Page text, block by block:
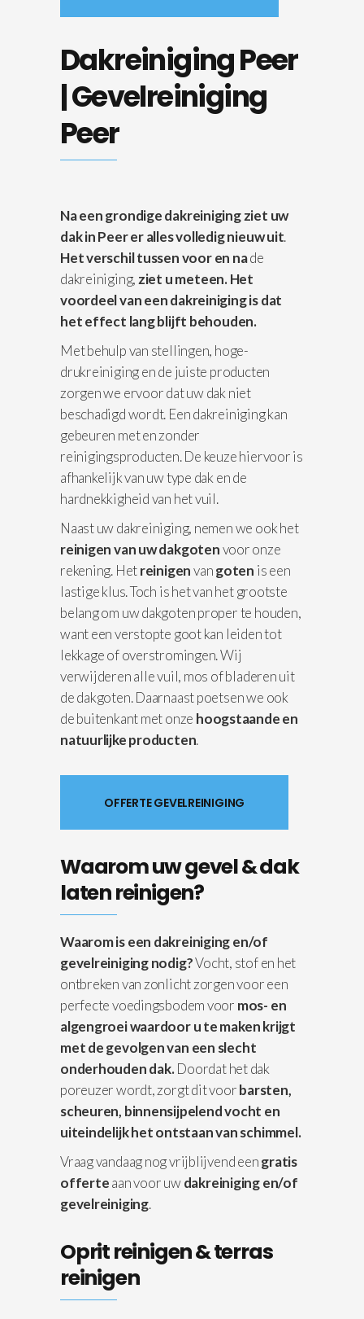
Dakreiniging Peer
| Gevelreiniging
Peer
Na een grondige dakreiniging ziet uw
dak in Peer er alles volledig nieuw uit.
Het verschiltussen voor en nade
dakreiniging, ziet u meteen. Het
voordeel van een dakreiniging is dat
het effect lang blijft behouden.
Met behulp van stellingen, hoge-
drukreiniging en de juiste producten
zorgen we ervoor dat uw dak niet
beschadigd wordt. Een dakreiniging kan
gebeuren met en zonder
reinigingsproducten. De keuze hiervoor is
afhankelijk van uw type dak en de
hardnekkigheid van het vuil.
Naast uw dakreiniging, nemen we ook het
reinigen van uw dakgotenvoor onze
rekening. Hetreinigenvangoten is een
lastige klus. Toch is het van het grootste
belang om uw dakgoten proper te houden,
want een verstopte goot kan leiden tot
lekkage of overstromingen. Wij
verwijderen alle vuil, mos of bladeren uit
de dakgoten. Daarnaast poetsen we ook
de buitenkant met onze hoogstaande en
natuurlijke producten.
OFFERTE GEVELREINIGING
Waarom uw gevel & dak
laten reinigen?
Waarom is een dakreiniging en/of
gevelreiniging nodig?Vocht, stof en het
ontbreken van zonlicht zorgen voor een
perfecte voedingsbodem voor mos- en
algengroei waardoor u te maken krijgt
met de gevolgen van een slecht
onderhouden dak.Doordat het dak
poreuzer wordt, zorgt dit voorbarsten,
scheuren, binnensijpelend vocht en
uiteindelijk het ontstaan van schimmel.
Vraag vandaag nog vrijblijvend eengratis
offerteaan voor uwdakreiniging en/of
gevelreiniging.
Oprit reinigen & terras
reinigen